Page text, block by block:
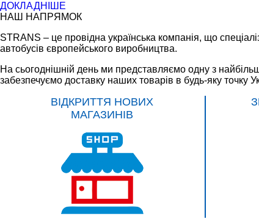
ДОКЛАДНІШЕ
НАШ НАПРЯМОК
STRANS – це провідна українська компанія, що
автобусів європейського виробництва.
На сьогоднішній день ми представляємо одну з
забезпечуємо доставку наших товарів в будь-яку точку
ВІДКРИТТЯ НОВИХ
МАГАЗИНІВ